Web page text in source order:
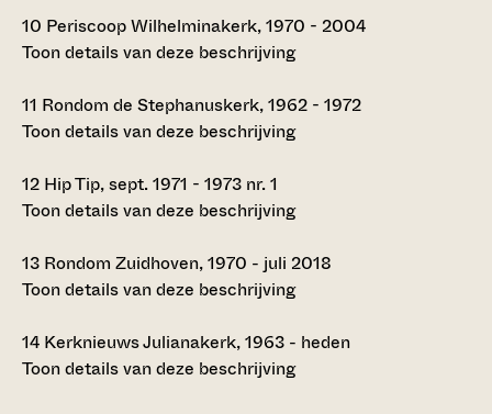
10 Periscoop Wilhelminakerk, 1970 - 2004
Toon details van deze beschrijving
11 Rondom de Stephanuskerk, 1962 - 1972
Toon details van deze beschrijving
12 Hip Tip, sept. 1971 - 1973 nr. 1
Toon details van deze beschrijving
13 Rondom Zuidhoven, 1970 - juli 2018
Toon details van deze beschrijving
14 Kerknieuws Julianakerk, 1963 - heden
Toon details van deze beschrijving